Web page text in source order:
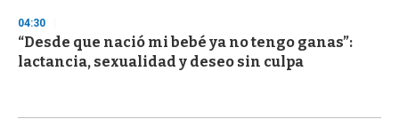
04:30
“Desde que nació mi bebé ya no tengo ganas”:
lactancia, sexualidad y deseo sin culpa